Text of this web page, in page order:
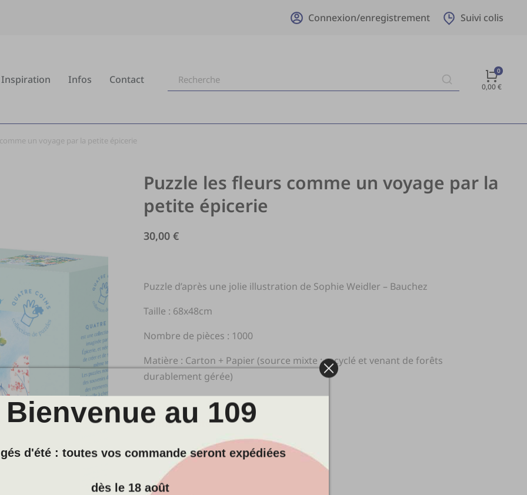
Connexion/enregistrement Suivi colis
Inspiration Infos Contact
0,00€
un voyage par la petite épicerie
Puzzle les fleurs comme un voyage par la
petite épicerie
30,00 €
Puzzle d’après une jolie illustration de Sophie Weidler – Bauchez
Taille : 68x48cm
Nombre de pièces : 1000
Matière : Carton + Papier (source mixte : recyclé et venant de forêts
durablement gérée)
Rupture de stock
Bienvenue au 109
d'été : toutes vos commande seront expédiées
dès le 18 août